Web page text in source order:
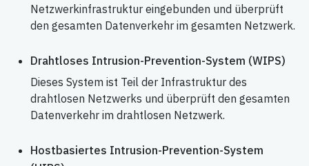
Netzwerkinfrastruktur eingebunden und überprüft
den gesamten Datenverkehr im gesamten Netzwerk.
Drahtloses Intrusion-Prevention-System (WIPS)
Dieses System ist Teil der Infrastruktur des
drahtlosen Netzwerks und überprüft den gesamten
Datenverkehr im drahtlosen Netzwerk.
Hostbasiertes Intrusion-Prevention-System